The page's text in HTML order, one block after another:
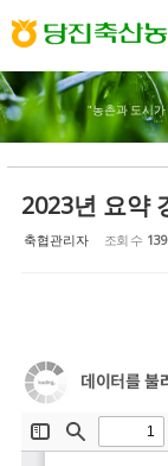
"농촌과 도시
2023년 요약
축협관리자 조회 수